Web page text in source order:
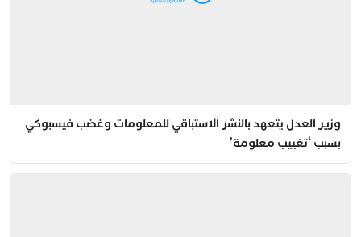
وزير العدل يتعهد بالنشر الاستباقي للمعلومات وغضب فيسبوكي
بسبب ‘تغييب معلومة’